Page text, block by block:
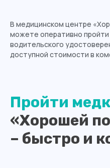
В медицинском центре
можете оперативно
водительского
доступной стоимости в
Пройти
«Хорошей
– быстро и